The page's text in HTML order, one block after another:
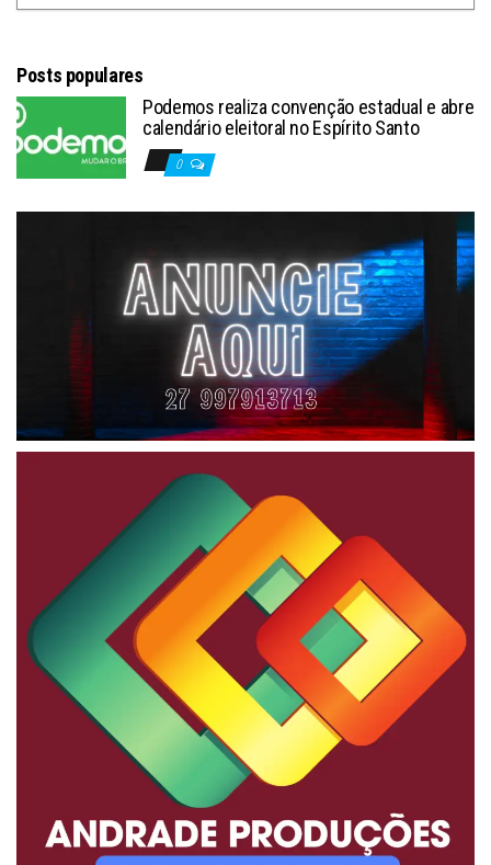
Posts populares
Podemos realiza convenção estadual e abre
calendário eleitoral no Espírito Santo
0